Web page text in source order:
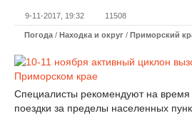
9-11-2017, 19:32 11508
Погода / Находка и округ / Приморский
Специалисты рекомендуют на время
поездки за пределы населенных